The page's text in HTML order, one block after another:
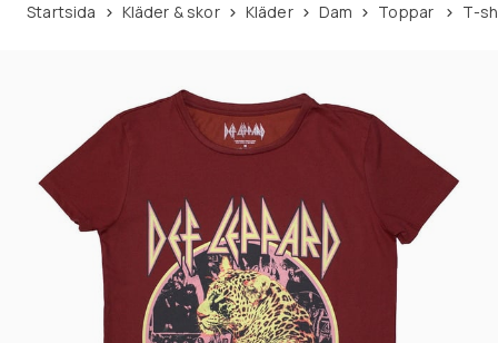
Startsida Kläder & skor Kläder Dam Toppar T-